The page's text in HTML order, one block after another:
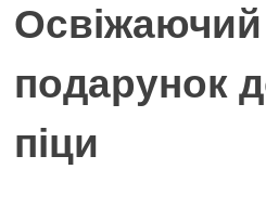
Освіжаючий
подарунок
піци